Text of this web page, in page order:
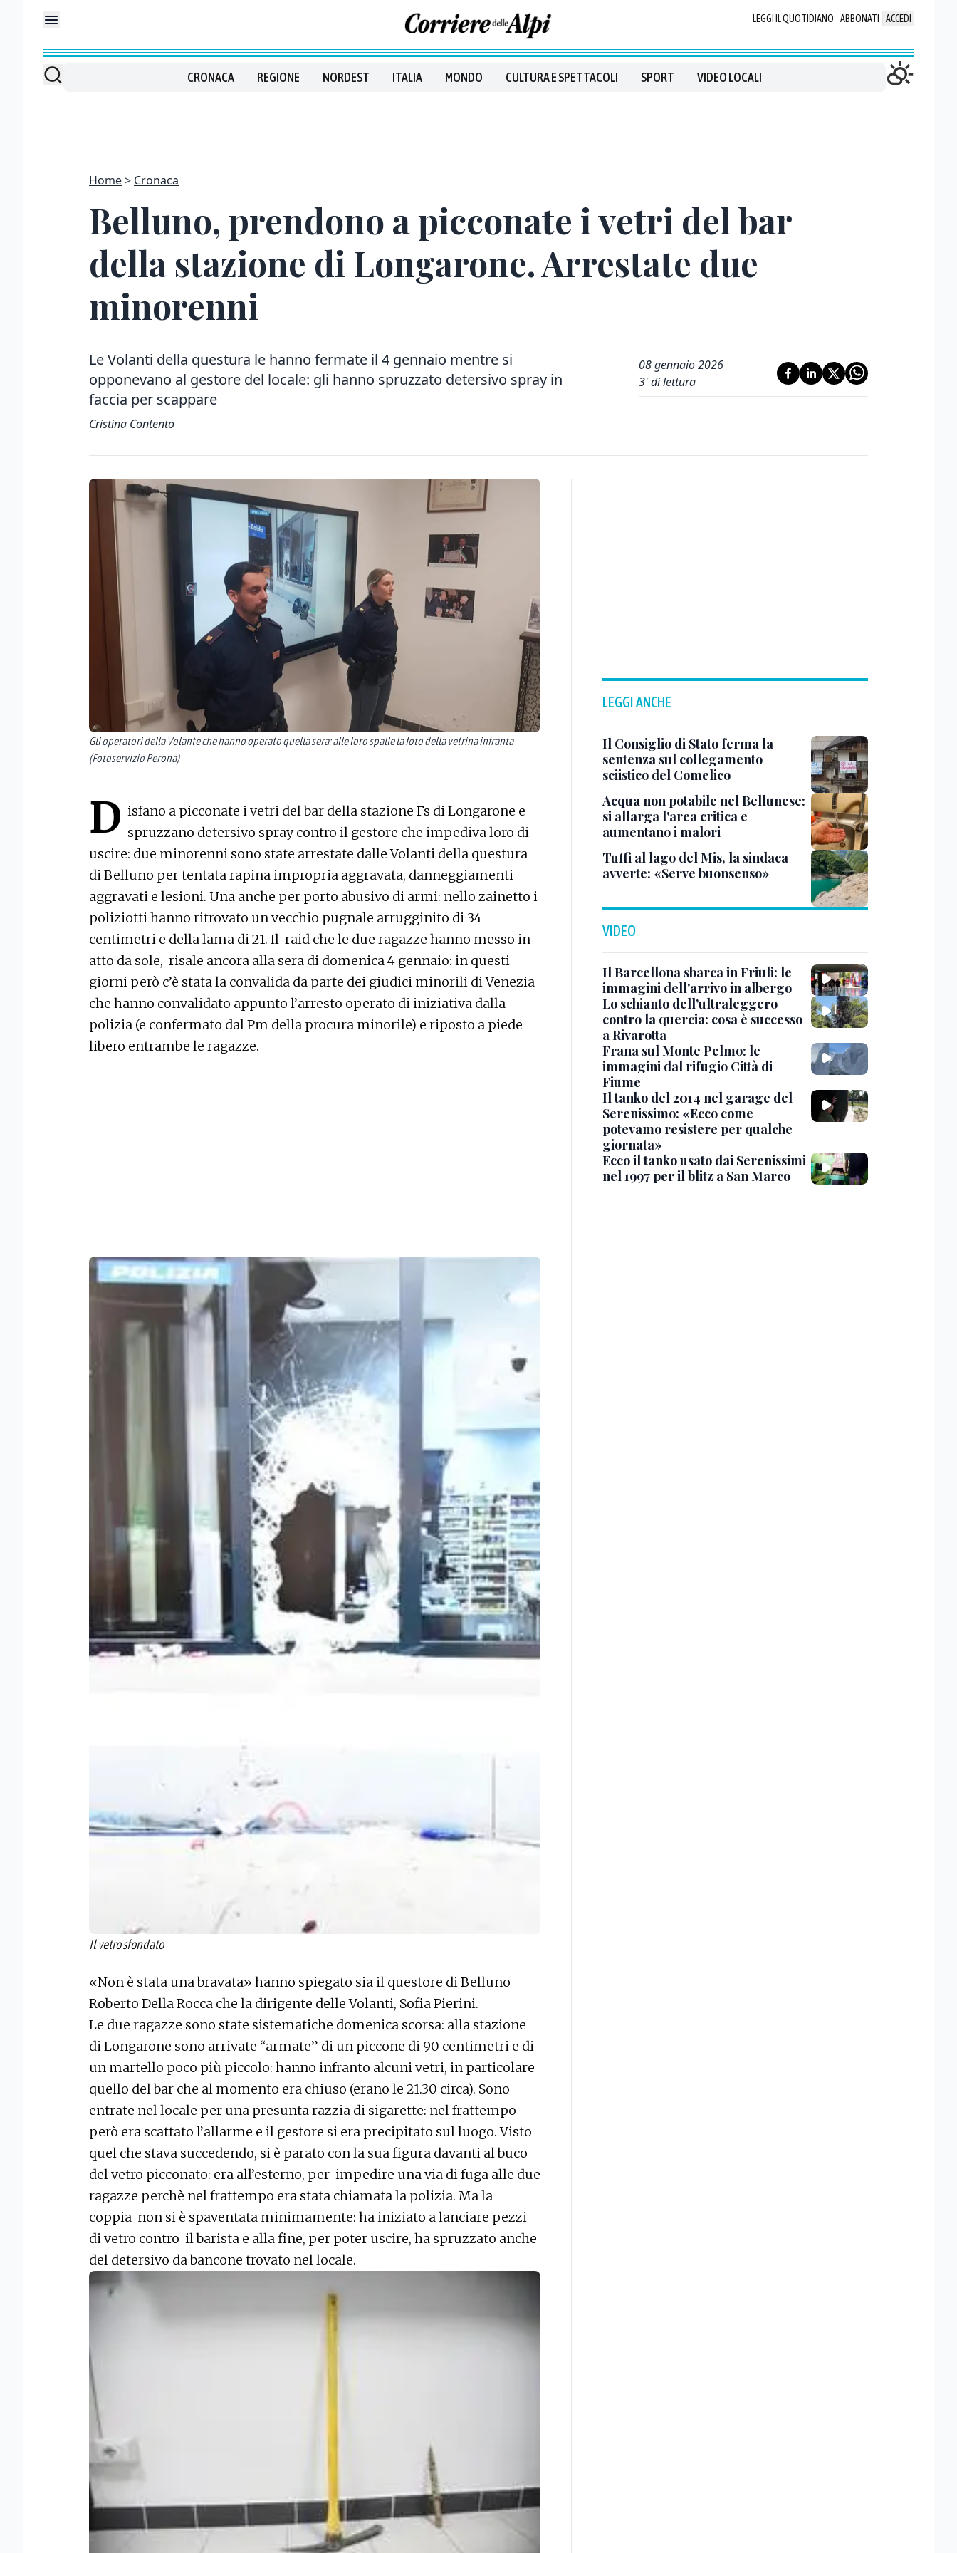
LEGGI IL QUOTIDIANO ABBONATI ACCEDI
CRONACA REGIONE NORDEST ITALIA MONDO CULTURA E SPETTACOLI SPORT VIDEO LOCALI
Home Cronaca
Belluno, prendono a picconate i vetri del bar
della stazione di Longarone. Arrestate due
minorenni
Le Volanti della questura le hanno fermate il 4 gennaio mentre si
opponevano al gestore del locale: gli hanno spruzzato detersivo spray in
faccia per scappare
Cristina Contento
08 gennaio 2026
3' di lettura
Gli operatori della Volante che hanno operato quella sera: alle loro spalle la foto della vetrina infranta
(Fotoservizio Perona)
D isfano a picconate i vetri del bar della stazione Fs di Longarone e
spruzzano detersivo spray contro il gestore che impediva loro di
uscire: due minorenni sono state arrestate dalle Volanti della questura
di Belluno per tentata rapina impropria aggravata, danneggiamenti
aggravati e lesioni. Una anche per porto abusivo di armi: nello zainetto i
poliziotti hanno ritrovato un vecchio pugnale arrugginito di 34
centimetri e della lama di 21. Il raid che le due ragazze hanno messo in
atto da sole, risale ancora alla sera di domenica 4 gennaio: in questi
giorni però c’è stata la convalida da parte dei giudici minorili di Venezia
che hanno convalidato appunto l’arresto operato di iniziativa dalla
polizia (e confermato dal Pm della procura minorile) e riposto a piede
libero entrambe le ragazze.
Il vetro sfondato
«Non è stata una bravata» hanno spiegato sia il questore di Belluno
Roberto Della Rocca che la dirigente delle Volanti, Sofia Pierini.
Le due ragazze sono state sistematiche domenica scorsa: alla stazione
di Longarone sono arrivate “armate” di un piccone di 90 centimetri e di
un martello poco più piccolo: hanno infranto alcuni vetri, in particolare
quello del bar che al momento era chiuso (erano le 21.30 circa). Sono
entrate nel locale per una presunta razzia di sigarette: nel frattempo
però era scattato l’allarme e il gestore si era precipitato sul luogo. Visto
quel che stava succedendo, si è parato con la sua figura davanti al buco
del vetro picconato: era all’esterno, per impedire una via di fuga alle due
ragazze perchè nel frattempo era stata chiamata la polizia. Ma la
coppia non si è spaventata minimamente: ha iniziato a lanciare pezzi
di vetro contro il barista e alla fine, per poter uscire, ha spruzzato anche
del detersivo da bancone trovato nel locale.
LEGGI ANCHE
Il Consiglio di Stato ferma la
sentenza sul collegamento
sciistico del Comelico
Acqua non potabile nel Bellunese:
si allarga l'area critica e
aumentano i malori
Tuffi al lago del Mis, la sindaca
avverte: «Serve buonsenso»
VIDEO
Il Barcellona sbarca in Friuli: le
immagini dell'arrivo in albergo
Lo schianto dell’ultraleggero
contro la quercia: cosa è successo
a Rivarotta
Frana sul Monte Pelmo: le
immagini dal rifugio Città di
Fiume
Il tanko del 2014 nel garage del
Serenissimo: «Ecco come
potevamo resistere per qualche
giornata»
Ecco il tanko usato dai Serenissimi
nel 1997 per il blitz a San Marco